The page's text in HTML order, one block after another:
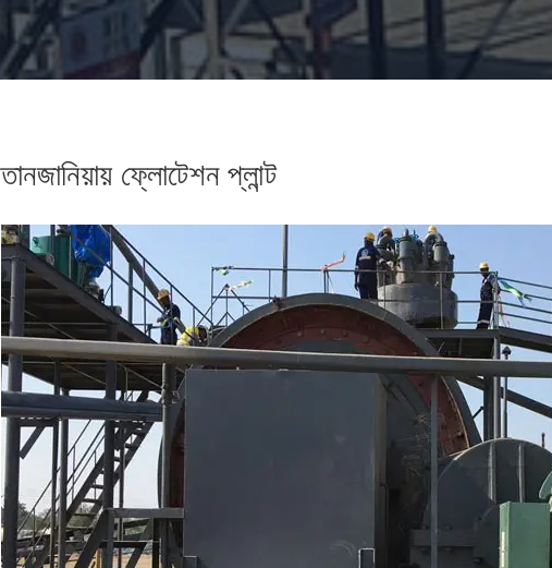
তানজানিয়ায় ফ্লোটেশন প্লান্ট